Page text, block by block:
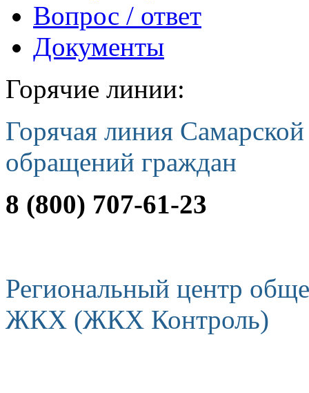
Вопрос / ответ
Документы
Горячие линии:
Горячая линия
обращений граждан
8 (800) 707-61-23
Региональный центр
ЖКХ (ЖКХ Контроль)